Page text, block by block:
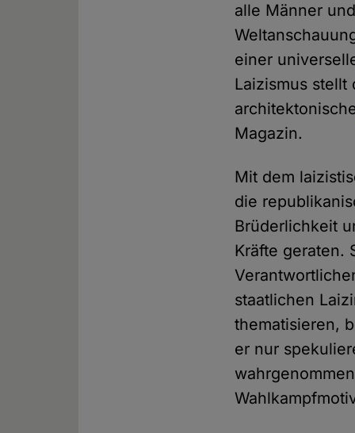
alle Männer
einer
Laizismus
Magazin.
Mit dem
die
Brüderlichkeit
Kräfte geraten.
staatlichen
thematisieren,
er nur